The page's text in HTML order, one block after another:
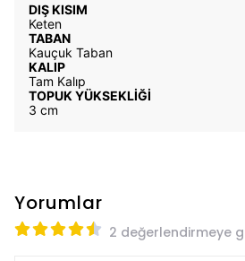
DIŞ KISIM
Keten
TABAN
Kauçuk Taban
KALIP
Tam Kalıp
TOPUK YÜKSEKLİĞİ
3 cm
Yorumlar
2 değerlendirmeye